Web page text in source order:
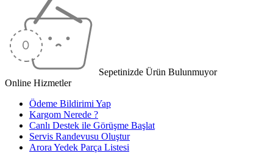
Sepetinizde Ürün Bulunmuyor
Online Hizmetler
Ödeme Bildirimi Yap
Kargom Nerede ?
Canlı Destek ile Görüşme Başlat
Servis Randevusu Oluştur
Arora Yedek Parça Listesi